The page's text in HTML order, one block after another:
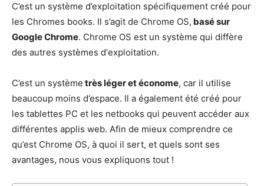
C’est un système d’exploitation spécifiquement créé pour
les Chromes books. Il s’agit de Chrome OS, basé sur
Google Chrome. Chrome OS est un système qui diffère
des autres systèmes d‘exploitation.
C’est un système très léger et économe, car il utilise
beaucoup moins d’espace. Il a également été créé pour
les tablettes PC et les netbooks qui peuvent accéder aux
différentes applis web. Afin de mieux comprendre ce
qu’est Chrome OS, à quoi il sert, et quels sont ses
avantages, nous vous expliquons tout !